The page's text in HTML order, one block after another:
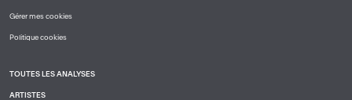
Gérer mes cookies
Politique cookies
TOUTES LES ANALYSES
ARTISTES